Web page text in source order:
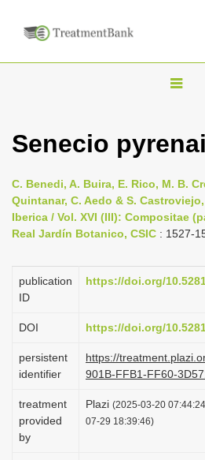
T
g
n
a
i
a
i
Senecio
C. Benedi, A. Buira, E. Rico, M. B.
Quintanar, C. Aedo & S.
Iberica / Vol. XVI (III): Compositae
Real Jardín Botanico, CSIC : 1527-
publication
ID
https://doi.org/
DOI https://doi.org/
persistent
identifier
https://
901B-FFB1-FF60-
treatment
provided
by
Plazi (2025-03-20
07-29 18:39:46)